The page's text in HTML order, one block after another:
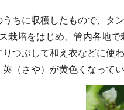
ちに収穫したもので、タ
栽培をはじめ、管内各地
つぶして和え衣などに使わ
（さや）が黄色くなって